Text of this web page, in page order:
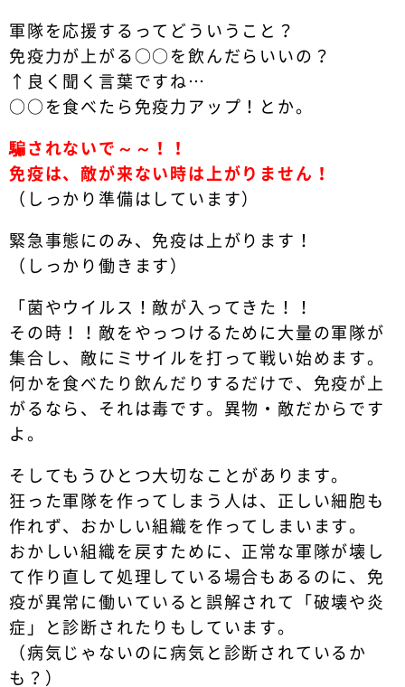
軍隊を応援するってどういうこと？
免疫力が上がる○○を飲んだらいいの？
↑良く聞く言葉ですね…
○○を食べたら免疫力アップ！とか。
騙されないで～～！！
免疫は、敵が来ない時は上がりません！
（しっかり準備はしています）
緊急事態にのみ、免疫は上がります！
（しっかり働きます）
「菌やウイルス！敵が入ってきた！！
その時！！敵をやっつけるために大量の軍隊が
集合し、敵にミサイルを打って戦い始めます。
何かを食べたり飲んだりするだけで、免疫が上
がるなら、それは毒です。異物・敵だからです
よ。
そしてもうひとつ大切なことがあります。
狂った軍隊を作ってしまう人は、正しい細胞も
作れず、おかしい組織を作ってしまいます。
おかしい組織を戻すために、正常な軍隊が壊し
て作り直して処理している場合もあるのに、免
疫が異常に働いていると誤解されて「破壊や炎
症」と診断されたりもしています。
（病気じゃないのに病気と診断されているか
も？）